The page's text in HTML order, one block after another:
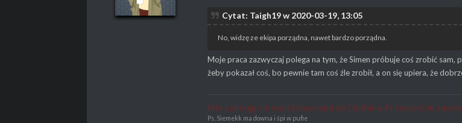
Cytat: Taigh19 w 2020-03-19, 13:05
No, widzę ze ekipa porządna, nawet bardzo porządna.
Moje praca zazwyczaj polega na tym, że Simen próbuje coś zrobić
żeby pokazał coś, bo pewnie tam coś źle zrobił, a on się upiera, że
Nie zajmuję się multiplayerami do Gothica. Przestańcie
Ps. Siemekk ma downa i śpi w pufie